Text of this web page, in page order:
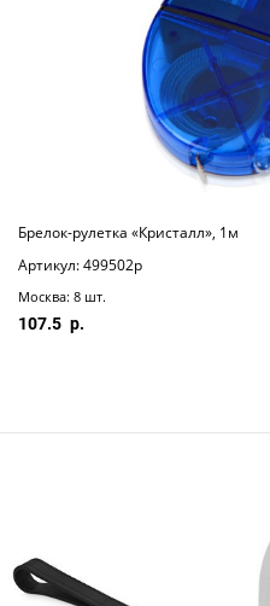
Брелок-рулетка «Кристалл», 1м
Артикул: 499502p
Москва: 8 шт.
107.5